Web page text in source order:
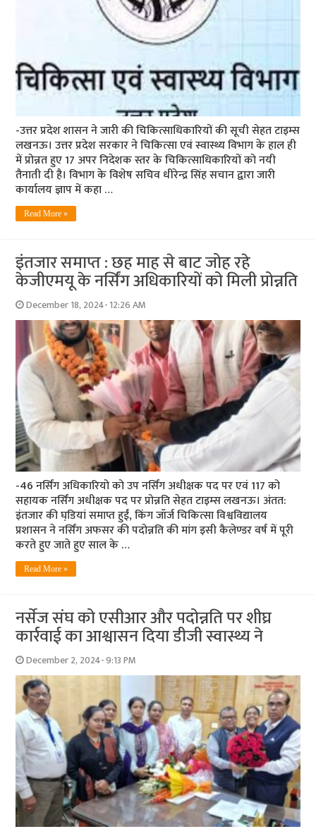
-उत्तर प्रदेश शासन ने जारी की चिकित्साधिकारियों की सूची सेहत टाइम्स
लखनऊ। उत्तर प्रदेश सरकार ने चिकित्सा एवं स्वास्थ्य विभाग के हाल ही
में प्रोन्नत हुए 17 अपर निदेशक स्तर के चिकित्साधिकारियों को नयी
तैनाती दी है। विभाग के विशेष सचिव धीरेन्द्र सिंह सचान द्वारा जारी
कार्यालय ज्ञाप में कहा …
Read More »
इंतजार समाप्त : छह माह से बाट जोह रहे
केजीएमयू के नर्सिंग अधिकारियों को मिली प्रोन्नति
December 18, 2024- 12:26 AM
-46 नर्सिंग अधिकारियो को उप नर्सिंग अधीक्षक पद पर एवं 117 को
सहायक नर्सिंग अधीक्षक पद पर प्रोन्नति सेहत टाइम्स लखनऊ। अंतत:
इंतजार की घडि़यां समाप्त हुईं, किंग जॉर्ज चिकि​​त्सा विश्वविद्यालय
प्रशासन ने नर्सिंग अफसर की पदोन्नति की मांग इसी कैलेण्डर वर्ष में पूरी
करते हुए जाते हुए साल के …
Read More »
नर्सेज संघ को एसीआर और पदोन्नति पर शीघ्र
कार्रवाई का आश्वासन दिया डीजी स्वास्थ्य ने
December 2, 2024- 9:13 PM